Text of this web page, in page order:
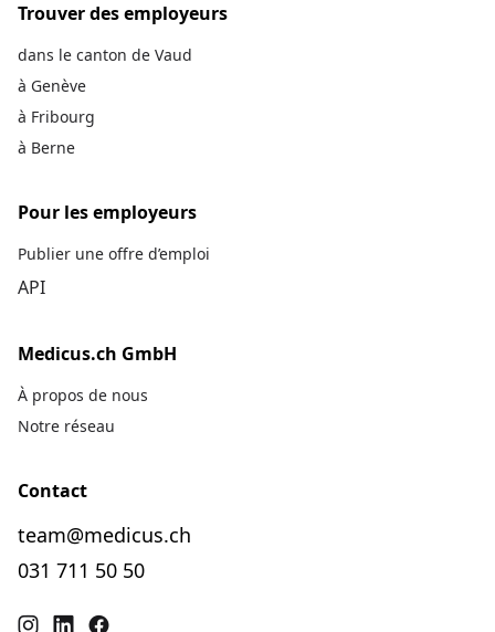
Trouver des employeurs
dans le canton de Vaud
à Genève
à Fribourg
à Berne
Pour les employeurs
Publier une offre d’emploi
API
Medicus.ch GmbH
À propos de nous
Notre réseau
Contact
team@medicus.ch
031 711 50 50